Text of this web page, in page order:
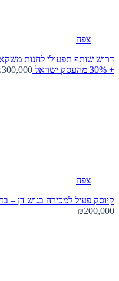
צפה
דרוש שותף תפעולי לחנות
+ 30% מהעסק
ישראל
צפה
קיוסק פעיל למכירה בגוש דן –
₪200,000